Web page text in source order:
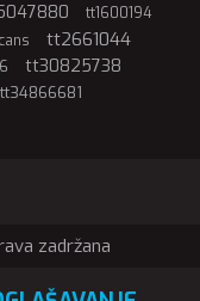
tt1600194
tt2661044
tt30825738
tt34866681
zadržana